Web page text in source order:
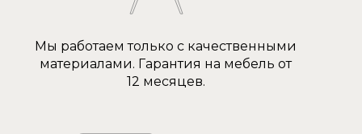
Мы работаем только с качественными
материалами. Гарантия на мебель от
12 месяцев.